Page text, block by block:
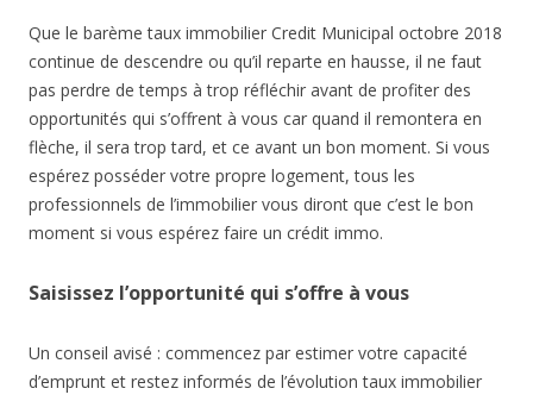
Que le barème taux immobilier Credit Municipal octobre 2018
continue de descendre ou qu’il reparte en hausse, il ne faut
pas perdre de temps à trop réfléchir avant de profiter des
opportunités qui s’offrent à vous car quand il remontera en
flèche, il sera trop tard, et ce avant un bon moment. Si vous
espérez posséder votre propre logement, tous les
professionnels de l’immobilier vous diront que c’est le bon
moment si vous espérez faire un crédit immo.
Saisissez l’opportunité qui s’offre à vous
Un conseil avisé : commencez par estimer votre capacité
d’emprunt et restez informés de l’évolution taux immobilier